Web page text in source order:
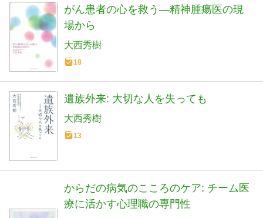
がん患者の心を救う―精神腫瘍医の現
場から
大西秀樹
18
遺族外来: 大切な人を失っても
大西秀樹
13
からだの病気のこころのケア: チーム医
療に活かす心理職の専門性